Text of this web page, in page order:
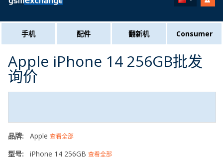
手机 配件 翻新机 Consumer
Apple iPhone 14 256GB批发
询价
品牌: Apple 查看全部
型号: iPhone 14 256GB 查看全部